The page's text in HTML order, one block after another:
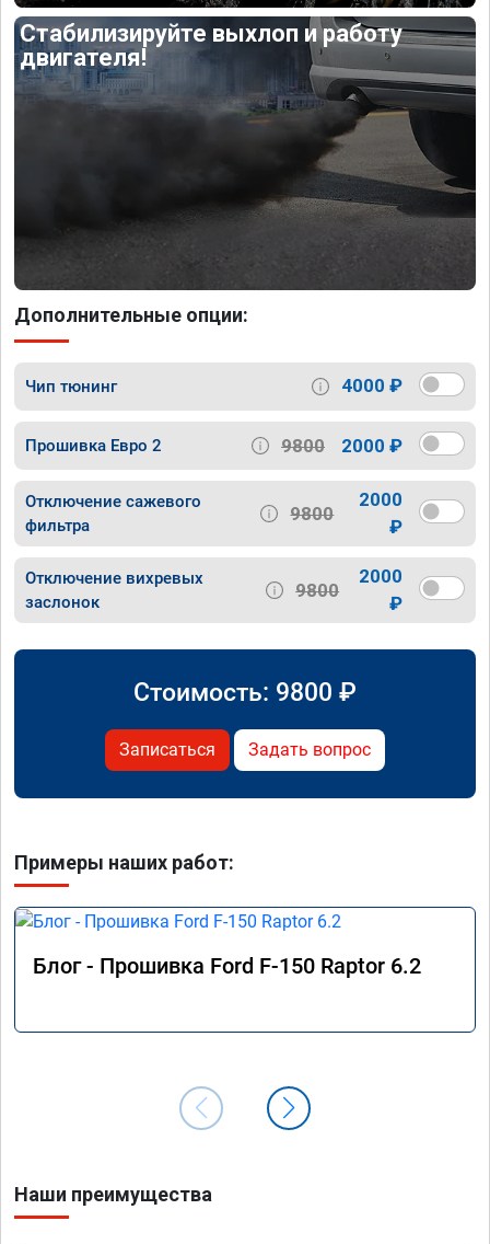
Стабилизируйте выхлоп и работу
двигателя!
Дополнительные опции:
Чип тюнинг 4000 ₽
Прошивка Евро 2 9800 2000 ₽
Отключение сажевого
фильтра
9800
2000
₽
Отключение вихревых
заслонок
9800
2000
₽
Стоимость: 9800 ₽
Записаться Задать вопрос
Примеры наших работ:
Блог - Прошивка Ford F-150 Raptor 6.2
Наши преимущества